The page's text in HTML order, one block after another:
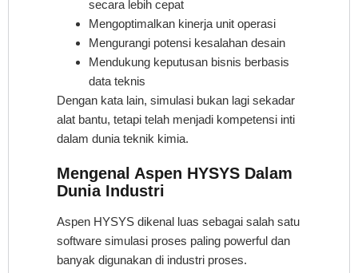
secara lebih cepat
Mengoptimalkan kinerja unit operasi
Mengurangi potensi kesalahan desain
Mendukung keputusan bisnis berbasis
data teknis
Dengan kata lain, simulasi bukan lagi sekadar
alat bantu, tetapi telah menjadi kompetensi inti
dalam dunia teknik kimia.
Mengenal Aspen HYSYS Dalam
Dunia Industri
Aspen HYSYS dikenal luas sebagai salah satu
software simulasi proses paling powerful dan
banyak digunakan di industri proses.